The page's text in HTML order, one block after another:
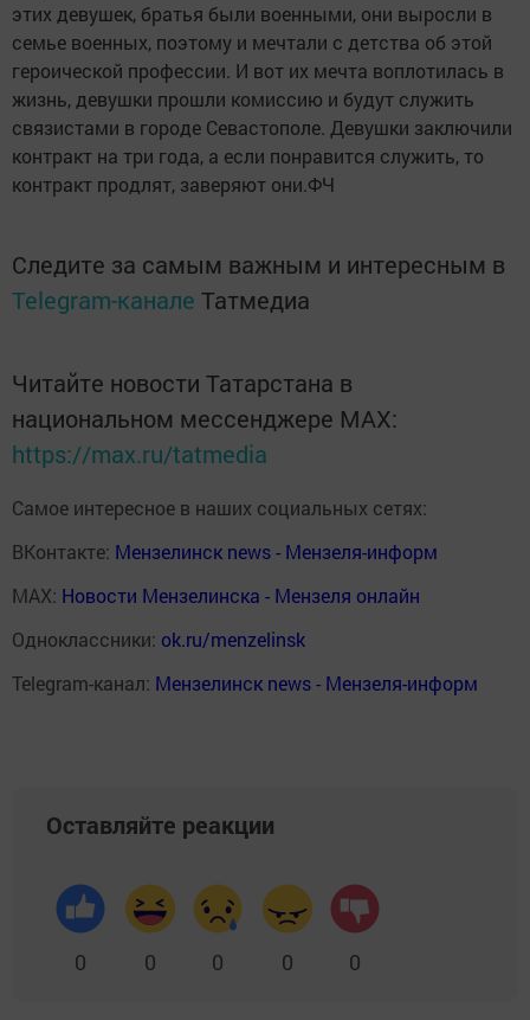
этих девушек, братья были военными, они вы­росли в
семье военных, поэтому и мечтали с детства об этой
героической про­фессии. И вот их мечта воплотилась в
жизнь, девушки прошли комиссию и будут служить
связистами в городе Севастополе. Девушки заключили
контракт на три года, а если понравится служить, то
контракт продлят, заверяют они.ФЧ
Следите за самым важным и интересным в
Telegram-канале Татмедиа
Читайте новости Татарстана в
национальном мессенджере MАХ:
https://max.ru/tatmedia
Самое интересное в наших социальных сетях:
ВКонтакте: Мензелинск news - Мензеля-информ
MAX: Новости Мензелинска - Мензеля онлайн
Одноклассники: ok.ru/menzelinsk
Telegram-канал: Мензелинск news - Мензеля-информ
Оставляйте реакции
0 0 0 0 0